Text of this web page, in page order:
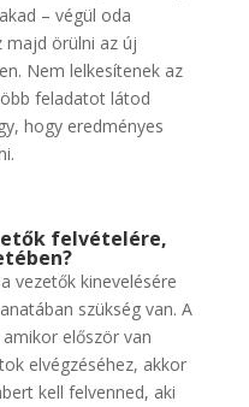
– végül oda
majd örülni az új
Nem lelkesítenek az
feladatot látod
hogy eredményes
felvételére,
vezetők kinevelésére
szükség van. A
először van
elvégzéséhez, akkor
kell felvenned, aki